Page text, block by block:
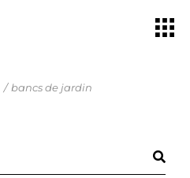
bancs de jardin